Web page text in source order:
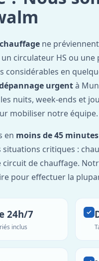
ne
circulateur HS ou
considérables en
urgentà
nuits, week-ends et
mobiliser notre équipe.
en moins de 45 minutes
critiques :
de chauffage.
pour effectuer la
24h/7
inclus